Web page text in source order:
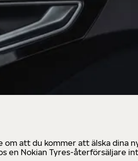
om att du kommer att älska dina
en Nokian Tyres-återförsäljare